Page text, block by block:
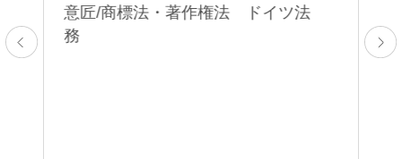
意匠/商標法・著作権法 ドイツ法
務